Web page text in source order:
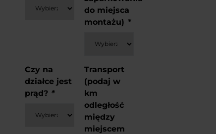
do miejsca
montażu) *
Czy na
działce jest
prąd? *
Transport
(podaj w
km
odległość
między
miejscem